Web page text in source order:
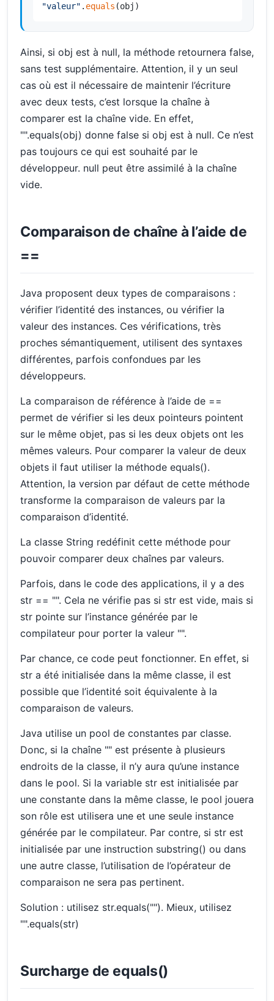
"valeur" . equals (obj)
Ainsi, si obj est à null, la méthode retournera false,
sans test supplémentaire. Attention, il y un seul
cas où est il nécessaire de maintenir l’écriture
avec deux tests, c’est lorsque la chaîne à
comparer est la chaîne vide. En effet,
"".equals(obj) donne false si obj est à null. Ce n’est
pas toujours ce qui est souhaité par le
développeur. null peut être assimilé à la chaîne
vide.
Comparaison de chaîne à l’aide de
==
Java proposent deux types de comparaisons :
vérifier l’identité des instances, ou vérifier la
valeur des instances. Ces vérifications, très
proches sémantiquement, utilisent des syntaxes
différentes, parfois confondues par les
développeurs.
La comparaison de référence à l’aide de ==
permet de vérifier si les deux pointeurs pointent
sur le même objet, pas si les deux objets ont les
mêmes valeurs. Pour comparer la valeur de deux
objets il faut utiliser la méthode equals().
Attention, la version par défaut de cette méthode
transforme la comparaison de valeurs par la
comparaison d’identité.
La classe String redéfinit cette méthode pour
pouvoir comparer deux chaînes par valeurs.
Parfois, dans le code des applications, il y a des
str == "". Cela ne vérifie pas si str est vide, mais si
str pointe sur l’instance générée par le
compilateur pour porter la valeur "".
Par chance, ce code peut fonctionner. En effet, si
str a été initialisée dans la même classe, il est
possible que l’identité soit équivalente à la
comparaison de valeurs.
Java utilise un pool de constantes par classe.
Donc, si la chaîne "" est présente à plusieurs
endroits de la classe, il n’y aura qu’une instance
dans le pool. Si la variable str est initialisée par
une constante dans la même classe, le pool jouera
son rôle est utilisera une et une seule instance
générée par le compilateur. Par contre, si str est
initialisée par une instruction substring() ou dans
une autre classe, l’utilisation de l’opérateur de
comparaison ne sera pas pertinent.
Solution : utilisez str.equals(""). Mieux, utilisez
"".equals(str)
Surcharge de equals()